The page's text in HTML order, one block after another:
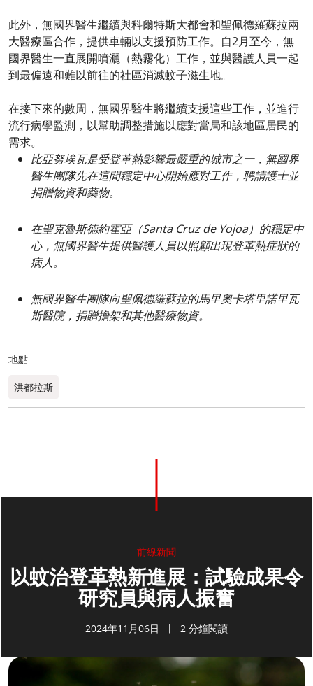
此外，無國界醫生繼續與科爾特斯大都會和聖佩德羅蘇拉兩
大醫療區合作，提供車輛以支援預防工作。自2月至今，無
國界醫生一直展開噴灑（熱霧化）工作，並與醫護人員一起
到最偏遠和難以前往的社區消滅蚊子滋生地。
在接下來的數周，無國界醫生將繼續支援這些工作，並進行
流行病學監測，以幫助調整措施以應對當局和該地區居民的
需求。
比亞努埃瓦是受登革熱影響最嚴重的城市之一，無國界
醫生團隊先在這間穩定中心開始應對工作，聘請護士並
捐贈物資和藥物。
在聖克魯斯德約霍亞（Santa Cruz de Yojoa）的穩定中
心，無國界醫生提供醫護人員以照顧出現登革熱症狀的
病人。
無國界醫生團隊向聖佩德羅蘇拉的馬里奧卡塔里諾里瓦
斯醫院，捐贈擔架和其他醫療物資。
地點
洪都拉斯​
前線新聞
以蚊治登革熱新進展：試驗成果令
研究員與病人振奮
2024年11月06日 2 分鐘閱讀